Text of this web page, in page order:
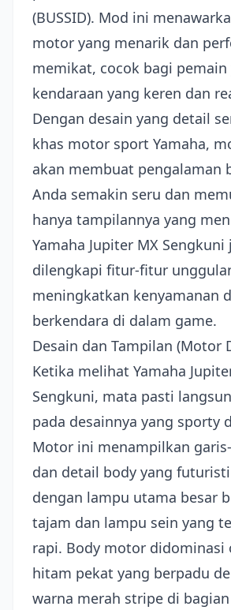
(BUSSID). Mod ini
motor yang menarik dan
memikat, cocok bagi
kendaraan yang keren dan
Dengan desain yang detail
khas motor sport Yamaha,
akan membuat pengalaman
Anda semakin seru dan
hanya tampilannya yang
Yamaha Jupiter MX Sengkuni
dilengkapi fitur-fitur
meningkatkan kenyamanan
berkendara di dalam game.
Desain dan Tampilan (Motor
Ketika melihat Yamaha
Sengkuni, mata pasti
pada desainnya yang sporty
Motor ini menampilkan
dan detail body yang
dengan lampu utama besar
tajam dan lampu sein yang
rapi. Body motor didominasi
hitam pekat yang berpadu
warna merah stripe di